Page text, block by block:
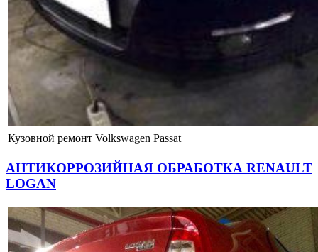
Кузовной ремонт Volkswagen Passat
АНТИКОРРОЗИЙНАЯ ОБРАБОТКА RENAULT
LOGAN